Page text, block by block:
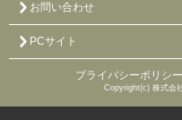
お問い合わせ
PCサイト
プライバシーポリシー
Copyright(c) 株式会